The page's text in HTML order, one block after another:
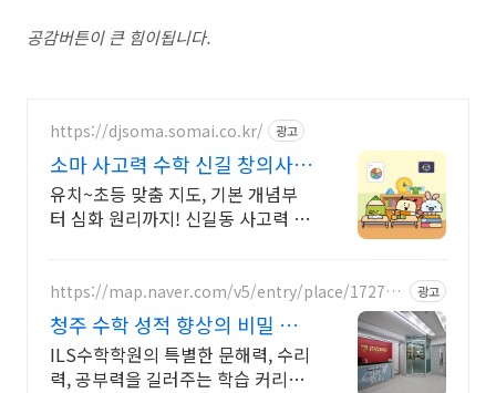
공감버튼이 큰 힘이됩니다.
https://djsoma.somai.co.kr/ 광고
소마 사고력 수학 신길 창의사고
력부터 문제해결력까지
유치~초등 맞춤 지도, 기본 개념부
터 심화 원리까지! 신길동 사고력 수
https://map.naver.com/v5/entry/place/172778
광고
청주 수학 성적 향상의 비밀 수
학 잘하고 싶다면? 여기로
ILS수학학원의 특별한 문해력, 수리
력, 공부력을 길러주는 학습 커리큘